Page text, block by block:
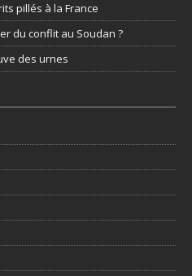
pillés à la France
du conflit au Soudan ?
des urnes